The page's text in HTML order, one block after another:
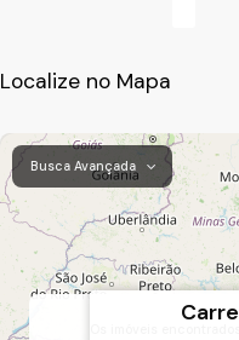
Localize no Mapa
Os imóveis
Busca Avançada